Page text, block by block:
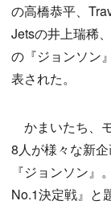
の高橋恭平、
Jetsの井上瑞稀
の『ジョンソン
表された。
かまいたち、
8人が様々な新
『ジョンソン
No.1決定戦』と